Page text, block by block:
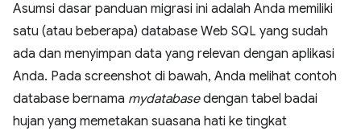
Asumsi dasar panduan migrasi ini adalah Anda memiliki
satu (atau beberapa) database Web SQL yang sudah
ada dan menyimpan data yang relevan dengan aplikasi
Anda. Pada screenshot di bawah, Anda melihat contoh
database bernama mydatabasedengan tabel badai
hujan yang memetakan suasana hati ke tingkat